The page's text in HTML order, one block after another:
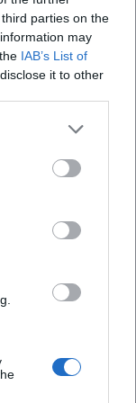
parties on the
may
IAB’s List of
it to other